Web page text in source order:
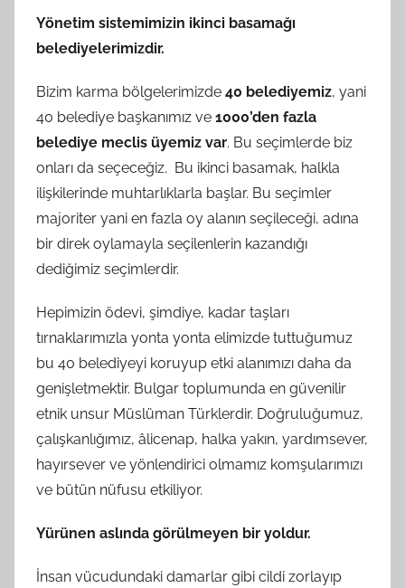
Yönetim sistemimizin ikinci basamağı
belediyelerimizdir.
Bizim karma bölgelerimizde 40 belediyemiz, yani
40 belediye başkanımız ve 1000’den fazla
belediye meclis üyemiz var. Bu seçimlerde biz
onları da seçeceğiz. Bu ikinci basamak, halkla
ilişkilerinde muhtarlıklarla başlar. Bu seçimler
majoriter yani en fazla oy alanın seçileceği, adına
bir direk oylamayla seçilenlerin kazandığı
dediğimiz seçimlerdir.
Hepimizin ödevi, şimdiye, kadar taşları
tırnaklarımızla yonta yonta elimizde tuttuğumuz
bu 40 belediyeyi koruyup etki alanımızı daha da
genişletmektir. Bulgar toplumunda en güvenilir
etnik unsur Müslüman Türklerdir. Doğruluğumuz,
çalışkanlığımız, âlicenap, halka yakın, yardımsever,
hayırsever ve yönlendirici olmamız komşularımızı
ve bütün nüfusu etkiliyor.
Yürünen aslında görülmeyen bir yoldur.
İnsan vücudundaki damarlar gibi cildi zorlayıp